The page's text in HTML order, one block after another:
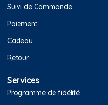
Suivi de Commande
Paiement
Cadeau
Retour
Services
Programme de fidélité